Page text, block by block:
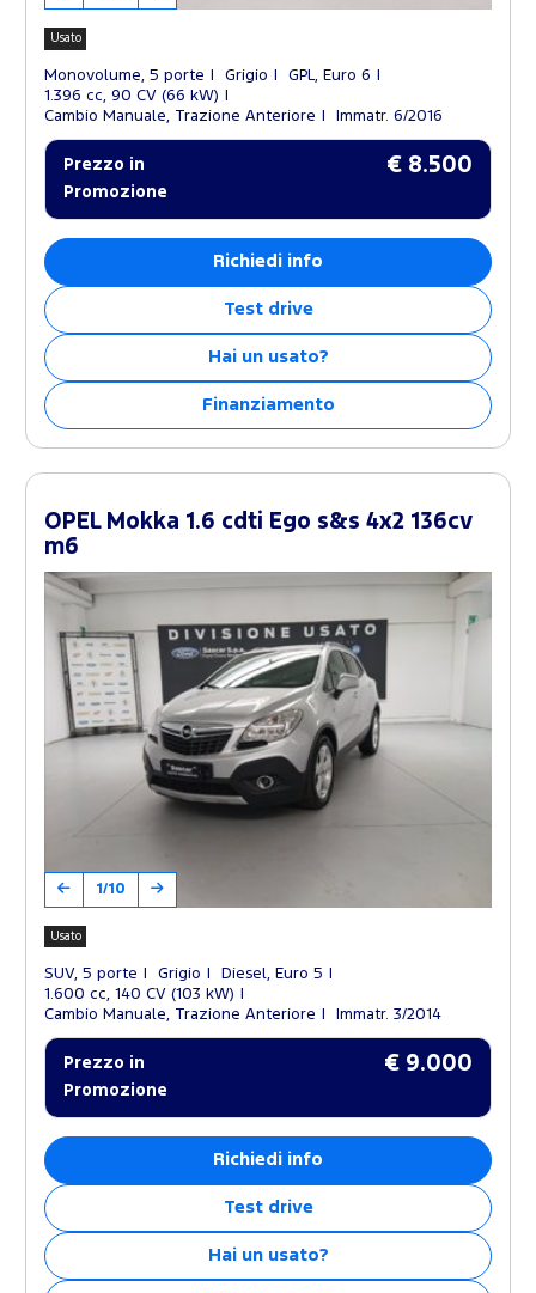
Usato
Monovolume, 5 porte Grigio
GPL, Euro 6
1.396 cc, 90 CV (66 kW)
Cambio Manuale, Trazione Anteriore
Immatr. 6/2016
Prezzo in
Promozione
€ 8.500
Richiedi info
Test drive
Hai un usato?
Finanziamento
OPEL Mokka 1.6 cdti Ego s&s 4x2 136cv
m6
1/10
Usato
SUV, 5 porte Grigio
Diesel, Euro 5
1.600 cc, 140 CV (103 kW)
Cambio Manuale, Trazione Anteriore
Immatr. 3/2014
Prezzo in
Promozione
€ 9.000
Richiedi info
Test drive
Hai un usato?